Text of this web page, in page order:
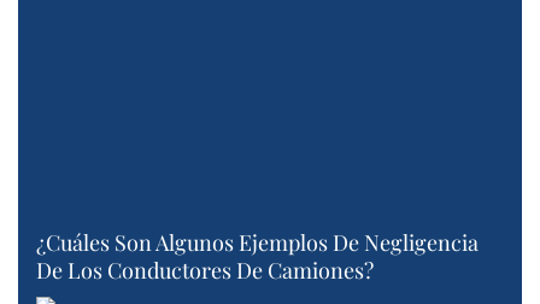
¿Cuáles Son Algunos Ejemplos De Negligencia
De Los Conductores De Camiones?